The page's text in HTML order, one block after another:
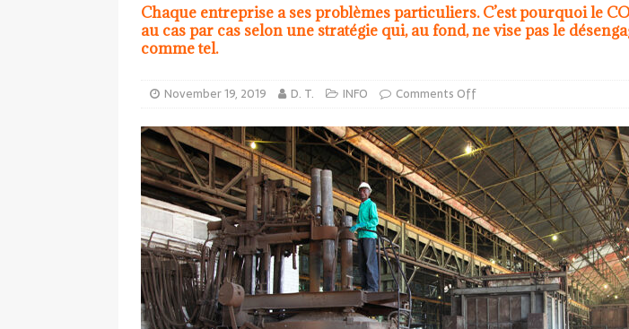
Chaque entreprise a ses problèmes particuliers. C’est pourquoi le
au cas par cas selon une stratégie qui, au fond, ne vise pas le
comme tel.
November 19, 2019 D. T. INFO Comments Off